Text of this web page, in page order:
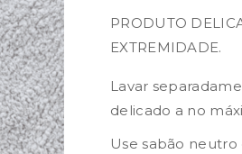
PRODUTO
EXTREMIDADE.
Lavar
delicado a no
Use sabão